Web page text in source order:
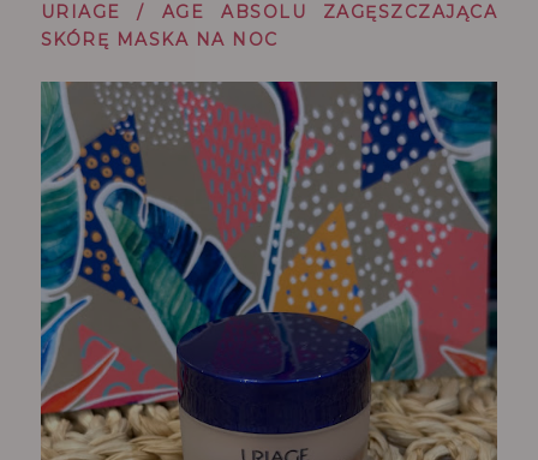
URIAGE / AGE ABSOLU ZAGĘSZCZAJĄCA
SKÓRĘ MASKA NA NOC